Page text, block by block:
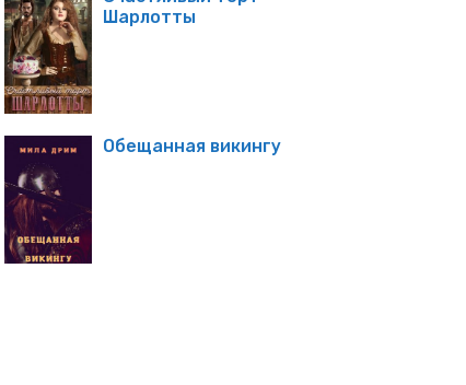
Шарлотты
Обещанная викингу